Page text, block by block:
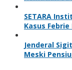
SETARA
Kasus
Jenderal
Meski